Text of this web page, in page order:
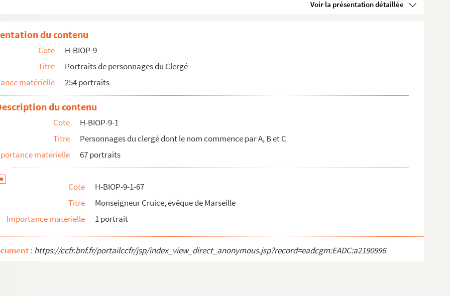
Voir la présentation détaillée
de Lyon
Bulgarie, président du gouvernement révolutionnaire
Sorbonne
de Tours
royal de Saint-Denis
des Capucins
évêque de Valence
du contenu
Cote
H-BIOP-9
Titre
Portraits de personnages du Clergé
matérielle
254 portraits
du contenu
Cote
H-BIOP-9-1
Titre
Personnages du clergé dont le nom commence par A, B et C
matérielle
67 portraits
Cote
H-BIOP-9-1-67
Titre
Monseigneur Cruice, évêque de Marseille
Importance matérielle
1 portrait
: https://ccfr.bnf.fr/portailccfr/jsp/index_view_direct_anonymous.jsp?record=eadcgm:EADC:a2190996